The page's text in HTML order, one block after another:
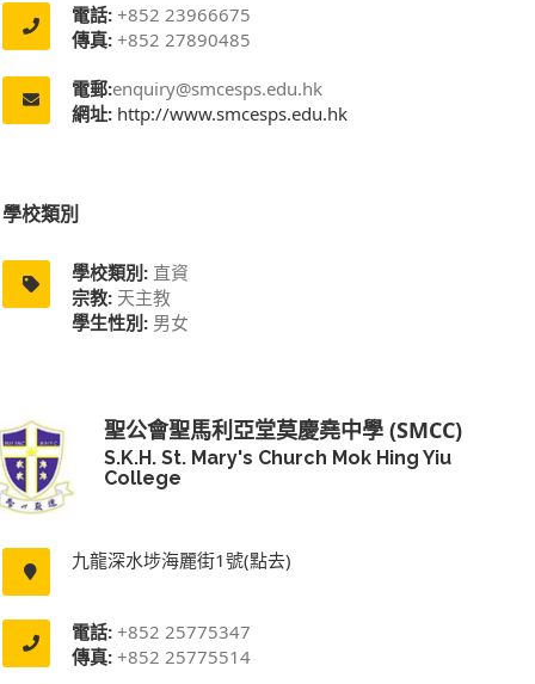
電話: +852 23966675
傳真: +852 27890485
電郵:enquiry@smcesps.edu.hk
網址: http://www.smcesps.edu.hk
學校類別
學校類別: 直資
宗教: 天主教
學生性別: 男女
聖公會聖馬利亞堂莫慶堯中學 (SMCC)
S.K.H. St. Mary's Church Mok Hing Yiu
College
九龍深水埗海麗街1號(點去)
電話: +852 25775347
傳真: +852 25775514